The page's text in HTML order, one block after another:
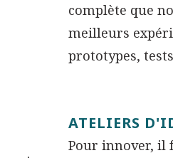
complète que
meilleurs
prototypes,
ATELIERS
Pour innover, il